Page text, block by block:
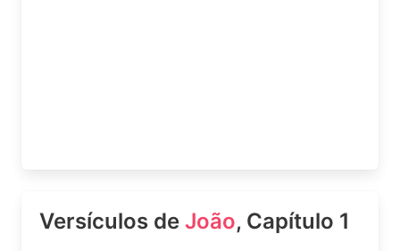
Versículos de João, Capítulo 1